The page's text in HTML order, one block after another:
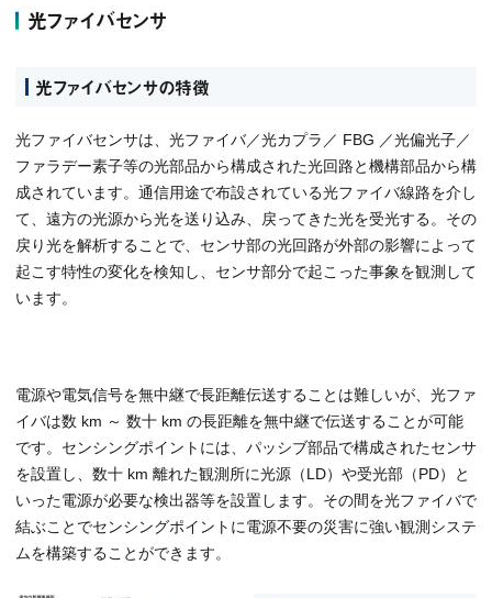
光ファイバセンサ
光ファイバセンサの特徴
光ファイバセンサは、光ファイバ／光カプラ／ FBG ／光偏光子／
ファラデー素子等の光部品から構成された光回路と機構部品から構
成されています。通信用途で布設されている光ファイバ線路を介し
て、遠方の光源から光を送り込み、戻ってきた光を受光する。その
戻り光を解析することで、センサ部の光回路が外部の影響によって
起こす特性の変化を検知し、センサ部分で起こった事象を観測して
います。
電源や電気信号を無中継で長距離伝送することは難しいが、光ファ
イバは数 km ～ 数十 km の長距離を無中継で伝送することが可能
です。センシングポイントには、パッシブ部品で構成されたセンサ
を設置し、数十 km 離れた観測所に光源（LD）や受光部（PD）と
いった電源が必要な検出器等を設置します。その間を光ファイバで
結ぶことでセンシングポイントに電源不要の災害に強い観測システ
ムを構築することができます。